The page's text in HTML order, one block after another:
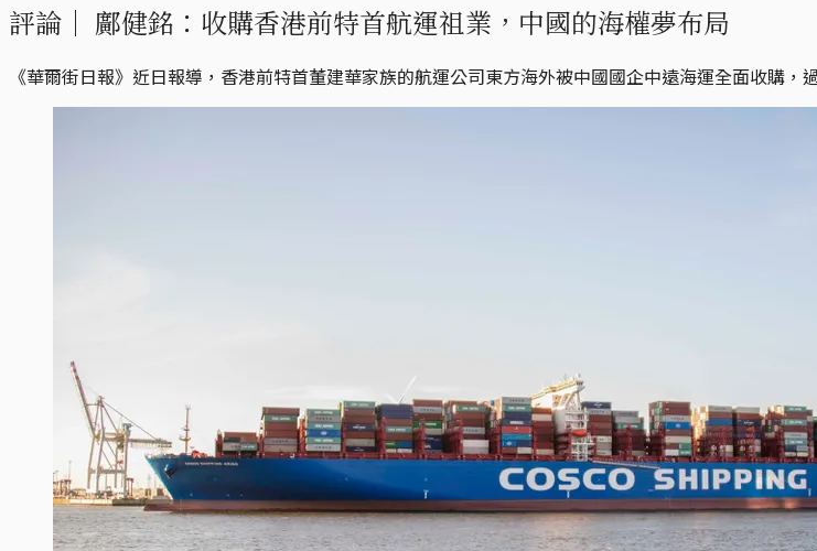
評論｜ 鄺健銘：收購香港前特首航運祖業，中國的海權夢布局
《華爾街日報》近日報導，香港前特首董建華家族的航運公司東方海外被中國國企中遠海運全面收購